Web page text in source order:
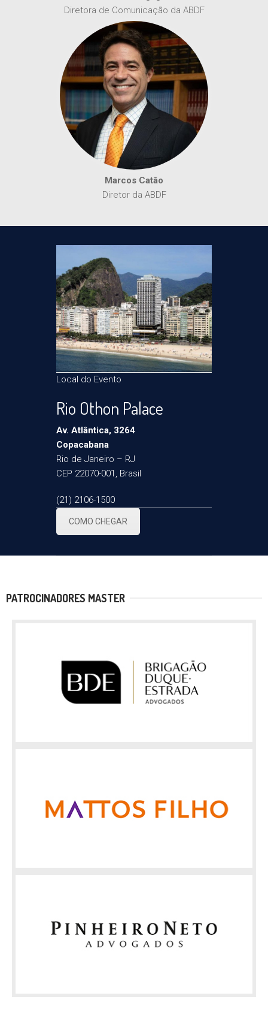
Diretora de Comunicação da ABDF
Marcos Catão
Diretor da ABDF
Local do Evento
Rio Othon Palace
Av. Atlântica, 3264
Copacabana
Rio de Janeiro – RJ
CEP 22070-001, Brasil
(21) 2106-1500
COMO CHEGAR
PATROCINADORES MASTER